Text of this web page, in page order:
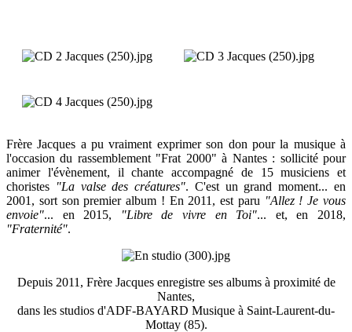
Frère Jacques a pu vraiment exprimer son don pour la musique à
l'occasion du rassemblement "Frat 2000" à Nantes : sollicité pour
animer l'évènement, il chante accompagné de 15 musiciens et
choristes "La valse des créatures". C'est un grand moment... en
2001, sort son premier album ! En 2011, est paru "Allez ! Je vous
envoie"... en 2015, "Libre de vivre en Toi"... et, en 2018,
"Fraternité".
Depuis 2011, Frère Jacques enregistre ses albums à proximité de
Nantes,
dans les studios d'ADF-BAYARD Musique à Saint-Laurent-du-
Mottay (85).